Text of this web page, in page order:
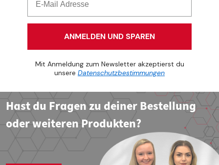
ANMELDEN UND SPAREN
Mit Anmeldung zum Newsletter akzeptierst du
unsere Datenschutzbestimmungen
Hast du Fragen zu deiner Bestellung
oder weiteren Produkten?